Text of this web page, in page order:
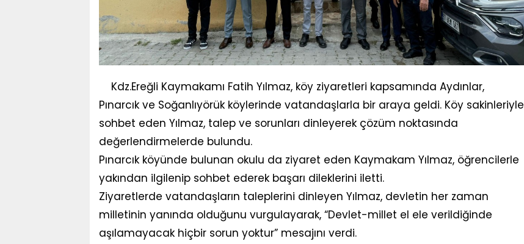
Kdz.Ereğli Kaymakamı Fatih Yılmaz, köy ziyaretleri kapsamında Aydınlar,
Pınarcık ve Soğanlıyörük köylerinde vatandaşlarla bir araya geldi. Köy sakinleriyle
sohbet eden Yılmaz, talep ve sorunları dinleyerek çözüm noktasında
değerlendirmelerde bulundu.
Pınarcık köyünde bulunan okulu da ziyaret eden Kaymakam Yılmaz, öğrencilerle
yakından ilgilenip sohbet ederek başarı dileklerini iletti.
Ziyaretlerde vatandaşların taleplerini dinleyen Yılmaz, devletin her zaman
milletinin yanında olduğunu vurgulayarak, “Devlet-millet el ele verildiğinde
aşılamayacak hiçbir sorun yoktur” mesajını verdi.